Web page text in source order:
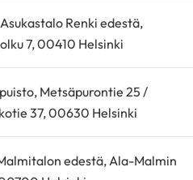
Renki edestä,
7, 00410 Helsinki
Metsäpurontie 25 /
37, 00630 Helsinki
edestä, Ala-Malmin